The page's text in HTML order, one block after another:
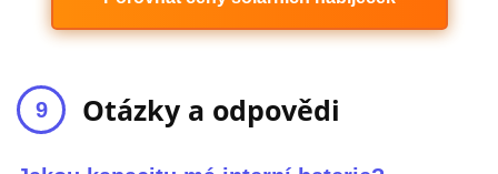
Otázky a odpovědi